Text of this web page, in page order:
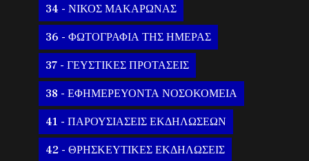
34 - ΝΙΚΟΣ ΜΑΚΑΡΩΝΑΣ
36 - ΦΩΤΟΓΡΑΦΙΑ ΤΗΣ ΗΜΕΡΑΣ
37 - ΓΕΥΣΤΙΚΕΣ ΠΡΟΤΑΣΕΙΣ
38 - ΕΦΗΜΕΡΕΥΟΝΤΑ ΝΟΣΟΚΟΜΕΙΑ
41 - ΠΑΡΟΥΣΙΑΣΕΙΣ ΕΚΔΗΛΩΣΕΩΝ
42 - ΘΡΗΣΚΕΥΤΙΚΕΣ ΕΚΔΗΛΩΣΕΙΣ